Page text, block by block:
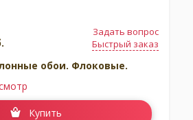
Задать вопрос
Быстрый заказ
обои. Флоковые.
Купить